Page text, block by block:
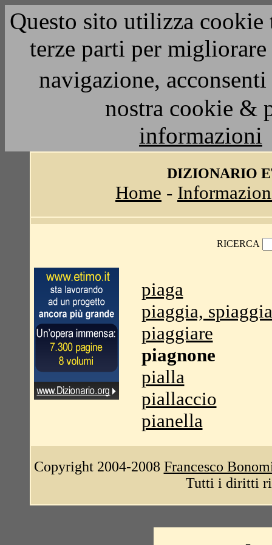
Questo sito utilizza
terze parti per
navigazione,
nostra cookie &
informazioni
DIZIONARIO
Home -
RICERCA
piaga
piaggia, spiaggia
piaggiare
piagnone
pialla
piallaccio
pianella
Copyright 2004-2008 Francesco
Tutti i diritti